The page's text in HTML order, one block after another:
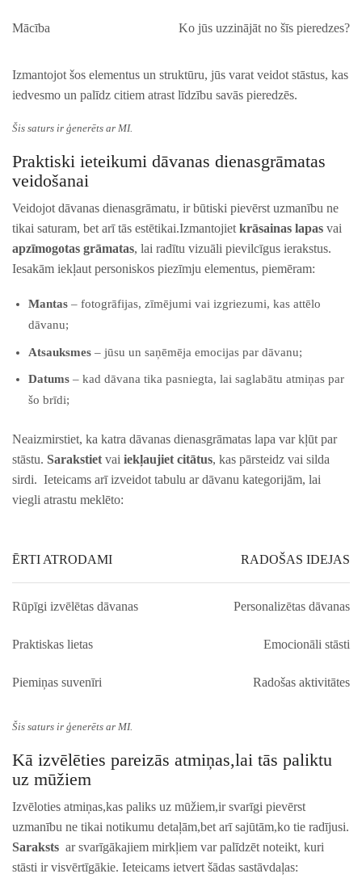
Mācība Ko jūs uzzinājāt no ‍šīs pieredzes?
Izmantojot šos ‌elementus un struktūru, jūs varat veidot stāstus, kas
iedvesmo un ⁤palīdz citiem atrast līdzību savās pieredzēs.
Šis saturs ir ģenerēts ar MI.
Praktiski‍ ieteikumi dāvanas dienasgrāmatas
veidošanai
Veidojot dāvanas​ dienasgrāmatu, ir būtiski⁢ pievērst uzmanību⁣ ne
tikai saturam, bet arī tās estētikai.Izmantojiet krāsainas lapas vai
apzīmogotas⁣ grāmatas, lai radītu vizuāli pievilcīgus​ ierakstus.
Iesakām iekļaut personiskos piezīmju elementus, piemēram:
Mantas – fotogrāfijas, zīmējumi vai izgriezumi, kas attēlo
dāvanu;
Atsauksmes – jūsu un‌ saņēmēja emocijas par ‌dāvanu;
Datums – kad dāvana tika pasniegta, lai saglabātu atmiņas par
šo brīdi;
Neaizmirstiet, ka⁣ katra dāvanas dienasgrāmatas lapa var kļūt par
stāstu. Sarakstiet vai iekļaujiet citātus, kas pārsteidz​ vai silda
sirdi. ⁤ Ieteicams ⁣arī izveidot tabulu ar dāvanu kategorijām, lai
⁤viegli atrastu meklēto:
ĒRTI ATRODAMI RADOŠAS IDEJAS
Rūpīgi ‌izvēlētas dāvanas Personalizētas ⁤dāvanas
Praktiskas lietas Emocionāli stāsti
Piemiņas suvenīri Radošas aktivitātes
Šis saturs ir ģenerēts ar MI.
Kā izvēlēties pareizās atmiņas,lai tās paliktu ​
uz mūžiem
Izvēloties atmiņas,kas paliks uz mūžiem,ir svarīgi pievērst
uzmanību ne tikai⁣ notikumu detaļām,bet arī sajūtām,ko tie radījusi.
Saraksts ⁢ ar⁤ svarīgākajiem mirkļiem var ⁤palīdzēt noteikt, kuri
stāsti ir visvērtīgākie. Ieteicams ietvert šādas sastāvdaļas: